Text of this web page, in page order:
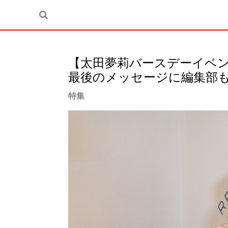
【太田夢莉バースデーイ
最後のメッセージに編集部
特集